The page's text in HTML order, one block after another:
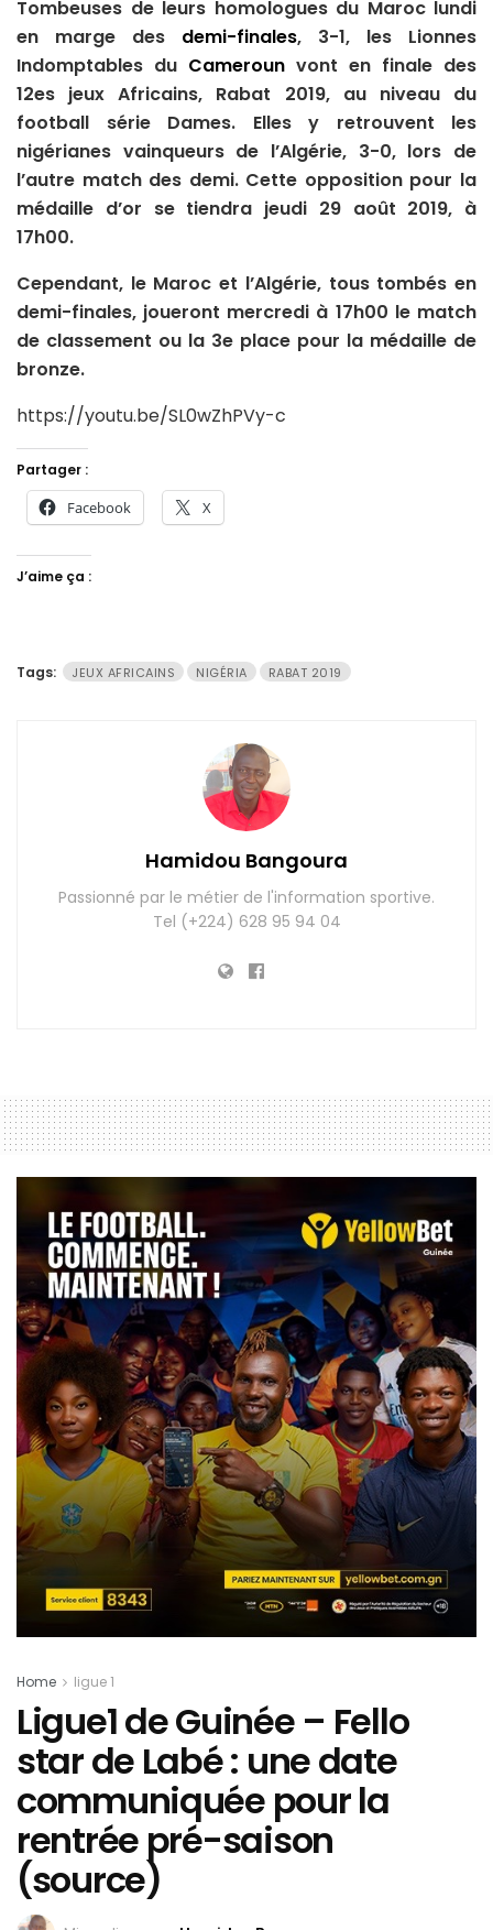
Tombeuses de leurs homologues du Maroc lundi
en marge des demi-finales, 3-1, les Lionnes
Indomptables du Cameroun vont en finale des
12es jeux Africains, Rabat 2019, au niveau du
football série Dames. Elles y retrouvent les
nigérianes vainqueurs de l’Algérie, 3-0, lors de
l’autre match des demi. Cette opposition pour la
médaille d’or se tiendra jeudi 29 août 2019, à
17h00.
Cependant, le Maroc et l’Algérie, tous tombés en
demi-finales, joueront mercredi à 17h00 le match
de classement ou la 3e place pour la médaille de
bronze.
https://youtu.be/SL0wZhPVy-c
Partager :
Facebook X
J’aime ça :
Tags: JEUX AFRICAINS NIGÉRIA RABAT 2019
Hamidou Bangoura
Passionné par le métier de l'information sportive.
Tel (+224) 628 95 94 04
Home ligue 1
Ligue1 de Guinée – Fello
star de Labé : une date
communiquée pour la
rentrée pré-saison
(source)